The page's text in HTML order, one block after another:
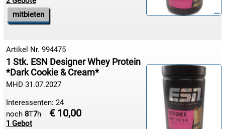
16.08:
16.08:
mitbieten
Artikel Nr. 994475
1 Stk. ESN Designer Whey Protein
*Dark Cookie & Cream*
MHD 31.07.2027
Interessenten: 24
noch 8T7h € 10,00
1 Gebot